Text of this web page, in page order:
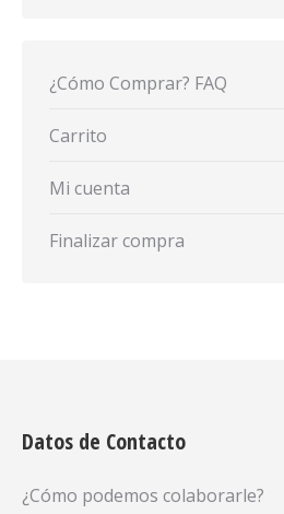
¿Cómo Comprar? FAQ
Carrito
Mi cuenta
Finalizar compra
Datos de Contacto
¿Cómo podemos colaborarle?